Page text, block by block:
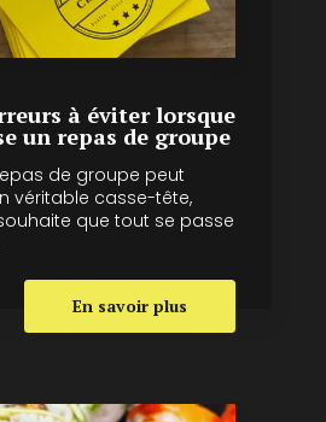
à éviter lorsque
un repas de groupe
de groupe peut
véritable casse-tête,
que tout se passe
En savoir plus